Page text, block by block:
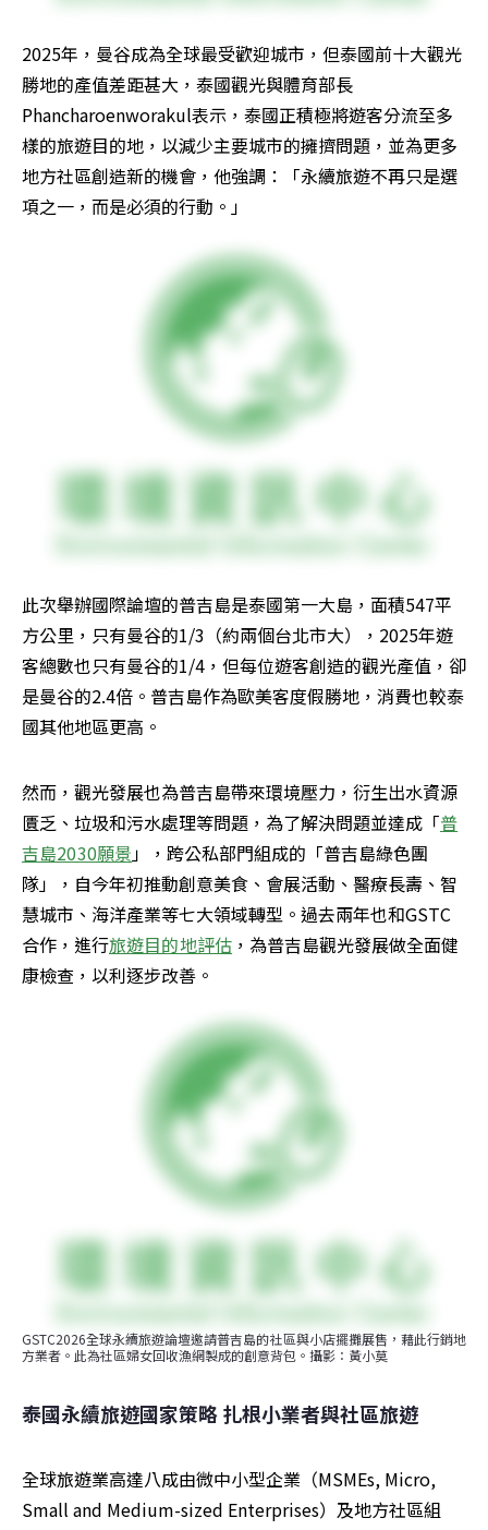
2025年，曼谷成為全球最受歡迎城市，但泰國前十大觀光
勝地的產值差距甚大，泰國觀光與體育部長
Phancharoenworakul表示，泰國正積極將遊客分流至多
樣的旅遊目的地，以減少主要城市的擁擠問題，並為更多
地方社區創造新的機會，他強調：「永續旅遊不再只是選
項之一，而是必須的行動。」
此次舉辦國際論壇的普吉島是泰國第一大島，面積547平
方公里，只有曼谷的1/3（約兩個台北市大），2025年遊
客總數也只有曼谷的1/4，但每位遊客創造的觀光產值，卻
是曼谷的2.4倍。普吉島作為歐美客度假勝地，消費也較泰
國其他地區更高。
然而，觀光發展也為普吉島帶來環境壓力，衍生出水資源
匱乏、垃圾和污水處理等問題，為了解決問題並達成「普
吉島2030願景 」，跨公私部門組成的「普吉島綠色團
隊」，自今年初推動創意美食、會展活動、醫療長壽、智
慧城市、海洋產業等七大領域轉型。過去兩年也和GSTC
合作，進行旅遊目的地評估 ，為普吉島觀光發展做全面健
康檢查，以利逐步改善。
GSTC2026全球永續旅遊論壇邀請普吉島的社區與小店擺攤展售，藉此行銷地
方業者。此為社區婦女回收漁網製成的創意背包。攝影：黃小莫
泰國永續旅遊國家策略 扎根小業者與社區旅遊
全球旅遊業高達八成由微中小型企業（MSMEs, Micro,
Small and Medium-sized Enterprises）及地方社區組